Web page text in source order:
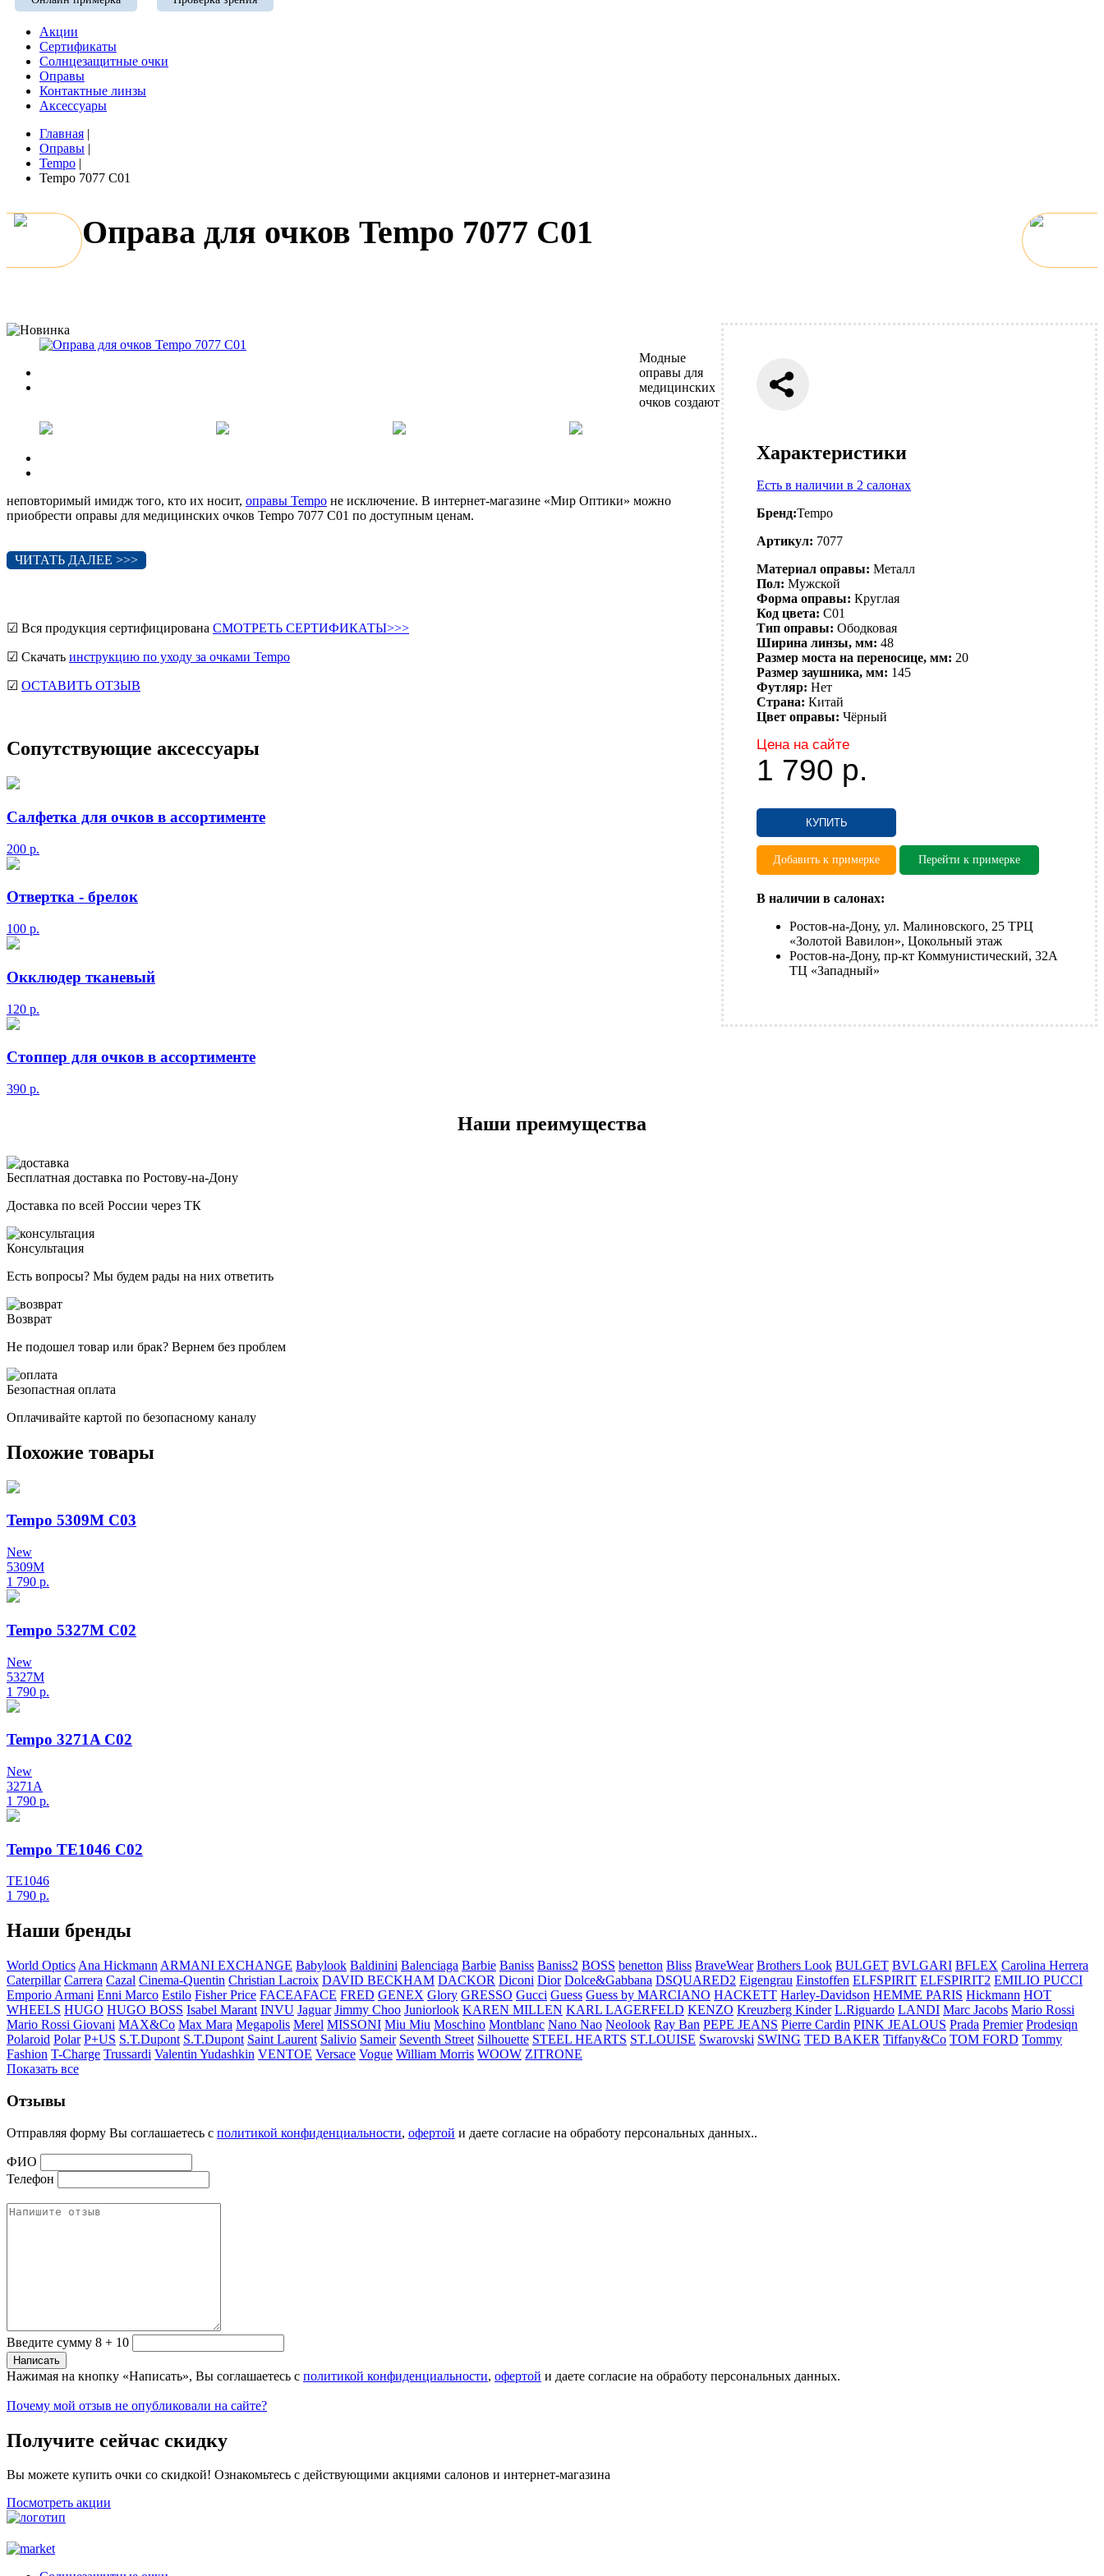
Акции
Сертификаты
Солнцезащитные очки
Оправы
Контактные линзы
Аксессуары
Главная |
Оправы |
Tempo |
Tempo 7077 C01
Оправа для очков Tempo 7077 C01
Характеристики
Есть в наличии в 2 салонах
Бренд:Tempo
Артикул: 7077
Материал оправы: Металл
Пол: Мужской
Форма оправы: Круглая
Код цвета: C01
Тип оправы: Ободковая
Ширина линзы, мм: 48
Размер моста на переносице, мм: 20
Размер заушника, мм: 145
Футляр: Нет
Страна: Китай
Цвет оправы: Чёрный
Цена на сайте
1 790 р.
КУПИТЬ
Добавить к примерке Перейти к примерке
В наличии в салонах:
Ростов-на-Дону, ул. Малиновского, 25 ТРЦ
«Золотой Вавилон», Цокольный этаж
Ростов-на-Дону, пр-кт Коммунистический, 32А
ТЦ «Западный»
Модные
оправы для
медицинских
очков создают
неповторимый имидж того, кто их носит, оправы Tempo не исключение. В интернет-магазине «Мир Оптики» можно
приобрести оправы для медицинских очков Tempo 7077 C01 по доступным ценам.
ЧИТАТЬ ДАЛЕЕ >>>
☑ Вся продукция сертифицирована СМОТРЕТЬ СЕРТИФИКАТЫ>>>
☑ Скачать инструкцию по уходу за очками Tempo
☑ ОСТАВИТЬ ОТЗЫВ
Сопутствующие аксессуары
Салфетка для очков в ассортименте
200 р.
Отвертка - брелок
100 р.
Окклюдер тканевый
120 р.
Стоппер для очков в ассортименте
390 р.
Наши преимущества
Бесплатная доставка по Ростову-на-Дону
Доставка по всей России через ТК
Консультация
Есть вопросы? Мы будем рады на них ответить
Возврат
Не подошел товар или брак? Вернем без проблем
Безопастная оплата
Оплачивайте картой по безопасному каналу
Похожие товары
Tempo 5309M C03
New
5309M
1 790 р.
Tempo 5327M C02
New
5327M
1 790 р.
Tempo 3271A C02
New
3271A
1 790 р.
Tempo TE1046 C02
TE1046
1 790 р.
Наши бренды
World Optics Ana Hickmann ARMANI EXCHANGE Babylook Baldinini Balenciaga Barbie Baniss Baniss2 BOSS benetton Bliss BraveWear Brothers Look BULGET BVLGARI BFLEX Carolina Herrera
Caterpillar Carrera Cazal Cinema-Quentin Christian Lacroix DAVID BECKHAM DACKOR Diconi Dior Dolce&Gabbana DSQUARED2 Eigengrau Einstoffen ELFSPIRIT ELFSPIRIT2 EMILIO PUCCI
Emporio Armani Enni Marco Estilo Fisher Price FACEAFACE FRED GENEX Glory GRESSO Gucci Guess Guess by MARCIANO HACKETT Harley-Davidson HEMME PARIS Hickmann HOT
WHEELS HUGO HUGO BOSS Isabel Marant INVU Jaguar Jimmy Choo Juniorlook KAREN MILLEN KARL LAGERFELD KENZO Kreuzberg Kinder L.Riguardo LANDI Marc Jacobs Mario Rossi
Mario Rossi Giovani MAX&Co Max Mara Megapolis Merel MISSONI Miu Miu Moschino Montblanc Nano Nao Neolook Ray Ban PEPE JEANS Pierre Cardin PINK JEALOUS Prada Premier Prodesiqn
Polaroid Polar P+US S.T.Dupont S.T.Dupont Saint Laurent Salivio Sameir Seventh Street Silhouette STEEL HEARTS ST.LOUISE Swarovski SWING TED BAKER Tiffany&Co TOM FORD Tommy
Fashion T-Charge Trussardi Valentin Yudashkin VENTOE Versace Vogue William Morris WOOW ZITRONE
Показать все
Отзывы
Отправляя форму Вы соглашаетесь с политикой конфиденциальности, офертой и даете согласие на обработу персональных данных..
ФИО
Телефон
Введите сумму 8 + 10
Нажимая на кнопку «Написать», Вы соглашаетесь с политикой конфиденциальности, офертой и даете согласие на обработу персональных данных.
Почему мой отзыв не опубликовали на сайте?
Получите сейчас скидку
Вы можете купить очки со скидкой! Ознакомьтесь с действующими акциями салонов и интернет-магазина
Посмотреть акции